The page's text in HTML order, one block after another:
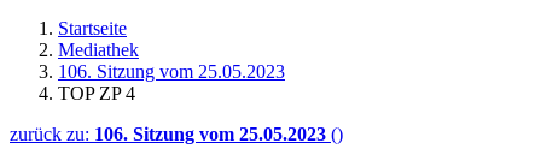
Startseite
Mediathek
106. Sitzung vom 25.05.2023
TOP ZP 4
zurück zu: 106. Sitzung vom 25.05.2023 ()